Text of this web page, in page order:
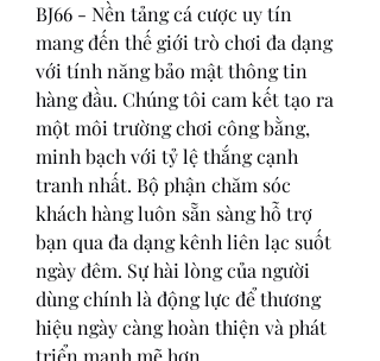
BJ66 - Nền tảng cá cược uy tín
mang đến thế giới trò chơi đa dạng
với tính năng bảo mật thông tin
hàng đầu. Chúng tôi cam kết tạo ra
một môi trường chơi công bằng,
minh bạch với tỷ lệ thắng cạnh
tranh nhất. Bộ phận chăm sóc
khách hàng luôn sẵn sàng hỗ trợ
bạn qua đa dạng kênh liên lạc suốt
ngày đêm. Sự hài lòng của người
dùng chính là động lực để thương
hiệu ngày càng hoàn thiện và phát
triển mạnh mẽ hơn.